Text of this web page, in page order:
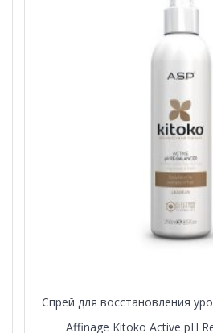
Спрей для восстановления
Affinage Kitoko Active pH